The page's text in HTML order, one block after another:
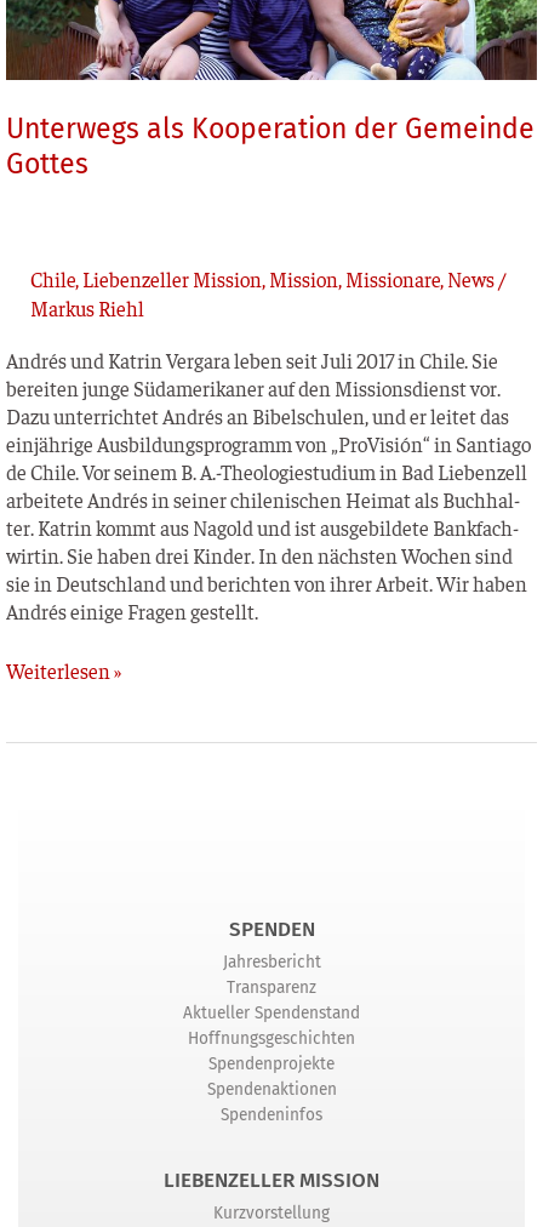
Unterwegs als Kooperation der Gemeinde
Gottes
Chile,Liebenzeller Mission,Mission,Missionare,News/
Markus Riehl
Andrés und Kat­rin Ver­ga­ra leben seit Juli 2017 in Chi­le. Sie
berei­ten jun­ge Süd­ame­ri­ka­ner auf den Mis­si­ons­dienst vor.
Dazu unter­rich­tet Andrés an Bibel­schu­len, und er lei­tet das
ein­jäh­ri­ge Aus­bil­dungs­pro­gramm von „Pro­Vi­sión“ in Sant­ia­go
de Chi­le. Vor sei­nem B. A.-Theologiestudium in Bad Lie­ben­zell
arbei­te­te Andrés in sei­ner chi­le­ni­schen Hei­mat als Buch­hal­
ter. Kat­rin kommt aus Nagold und ist aus­ge­bil­de­te Bank­fach­
wir­tin. Sie haben drei Kin­der. In den nächs­ten Wochen sind
sie in Deutsch­land und berich­ten von ihrer Arbeit. Wir haben
Andrés eini­ge Fra­gen gestellt.
Weiterlesen »
SPENDEN
Jahresbericht
Transparenz
Aktueller Spendenstand
Hoffnungsgeschichten
Spendenprojekte
Spendenaktionen
Spendeninfos
LIEBENZELLER MISSION
Kurzvorstellung